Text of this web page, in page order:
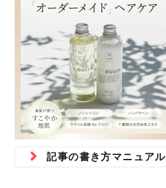
花粉で髪がパサパサするの
はなぜ？原因と落とし方・
防ぎ方を紹介
花粉の季節になると、髪がパサつく、
広がる、手触りが悪いと感じた経験は
ありま...
さくら
肌に合う髪色、どう見つけ
る？「イエベ」「ブルベ」
診断と...
美容室で素敵なヘアカラーに染めても
らったのに、家に帰って鏡を見たら、
「なん...
かえで
40代のパーマがダレる原因
とは？自宅でできる復活術
と長...
パーマをかけたばかりなのに、もうカ
ールがダレてしまったと感じている方
はいな...
メガネ
前髪を薄くするための美容
院の頼み方とは？失敗しな
いため...
前髪は薄くしたほうが今風でおしゃれ
だと思っている人は、前髪を早く変え
たいと...
かえで
ヘッドスパで頭皮をケアし
よう！ヘッドスパの効果と
おすすめの人
普段目に見えない頭皮ですが、何のケ
アもせずに放っておくとダメージが蓄
積して...
yukarin
ストレスで髪の毛はどう変
わる？抜け毛・パサつきの
原因と...
最近、髪のツヤがなくなったという方
や、抜け毛が増えたと悩んでいる方
は、スト...
さくら
40代の髪を悩みに最適！韓
国発「ダリーフ」でヘアセ
ット...
韓国コスメを使うのは若い子だけだと
思っていないでしょうか？ダリーフの
グラム...
さくら
「おしゃれ」と「身だしな
み」は違う。相手に信頼感
を与え...
新しい環境に臨むとき、多くの人が意
識するのが「身だしなみ」です。特に
メイク...
さな
エステの勧誘が怖い人へ。
断ることは悪くない。自分
を守る...
「初回限定〇〇円！」そんなお得な体
験エステに行ってみたいけど、『押し
に弱い...
さな
「今さら」なんて言わせな
い。40代のVIO・顔脱毛、
賢...
40代になって、ふと自分のムダ毛のこ
とが気になり始めたけど、「今から脱
毛を...
さな
オフィスネイルでも「キラ
キラ」はOK？派手に見えな
い上...
仕事中も、ふとした瞬間に自分の指先
を見て、気分が上がるという心ときめ
く「キ...
あおい
ジュベルック スキンの効果
とは？毛穴・ニキビ跡への
変化...
ニキビ跡の凸凹をどうにかしたいと、
肌の質感でお悩みではないでしょう
か？肌に...
本気の痩身と体質改善に。
アーユルヴェーダに基づく
「イン...
自己流のダイエットではなかなか落ち
ない、頑固な脂肪やセルライトを、本
気で体...
記事の書き方マニュアル